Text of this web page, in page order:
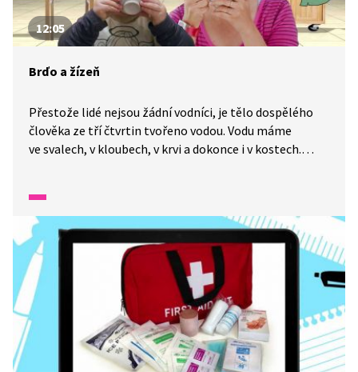
12:05
Brďo a žízeň
Přestože lidé nejsou žádní vodníci, je tělo dospělého
člověka ze tří čtvrtin tvořeno vodou. Vodu máme
ve svalech, v kloubech, v krvi a dokonce i v kostech.
ji zase do těla dodat zpátky. Jaký je pro člověka vhodný
pitný režim a jak pijí rostliny? To dnes zajímá Brďa.